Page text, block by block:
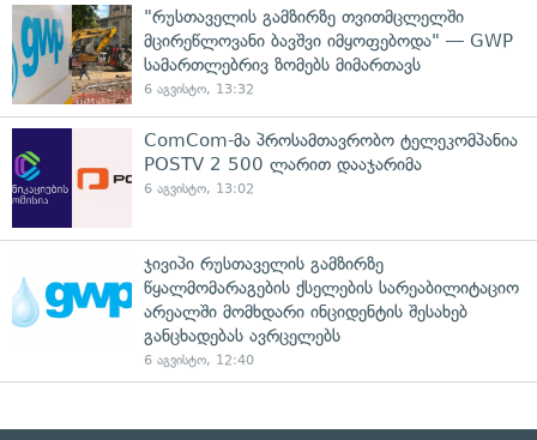
"რუსთაველის გამზირზე თვითმცლელში
მცირეწლოვანი ბავშვი იმყოფებოდა" — GWP
სამართლებრივ ზომებს მიმართავს
6 აგვისტო, 13:32
ComCom-მა პროსამთავრობო ტელეკომპანია
POSTV 2 500 ლარით დააჯარიმა
6 აგვისტო, 13:02
ჯივიპი რუსთაველის გამზირზე
წყალმომარაგების ქსელების სარეაბილიტაციო
არეალში მომხდარი ინციდენტის შესახებ
განცხადებას ავრცელებს
6 აგვისტო, 12:40